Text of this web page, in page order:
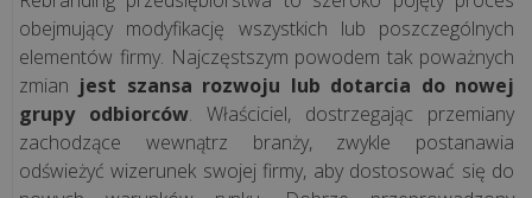
Usługi
remontowe
a
kasa
fiskalna
obejmujący modyfikację wszystkich lub poszczególnych
elementów firmy. Najczęstszym powodem tak poważnych
zmian jest szansa rozwoju lub dotarcia do nowej
grupy odbiorców. Właściciel, dostrzegając przemiany
zachodzące wewnątrz branży, zwykle postanawia
odświeżyć wizerunek swojej firmy, aby dostosować się do